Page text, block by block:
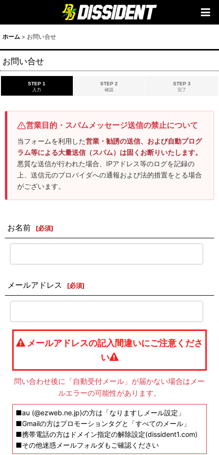
ホーム > お問い合せ
お問い合せ
STEP 1
入力
STEP 2
確認
STEP 3
完了
営業目的・スパムメッセージ送信の禁止について
当フォームを利用した営業・勧誘の送信、および自動プログ
ラム等による大量送信（スパム）は固くお断りいたします。
悪質な送信が行われた場合、IPアドレス等のログを記録の
上、送信元のプロバイダへの通報および法的措置をとる場合
がございます。
お名前 [必須]
メールアドレス [必須]
メールアドレスの記入間違いにご注意くださ
い
問い合わせ後に「自動受付メール」が届かない場合はメー
ルエラーの可能性があります。
■au (@ezweb.ne.jp)の方は「なりますしメール設定」
■Gmailの方はプロモーションタグと「すべてのメール」
■携帯電話の方はドメイン指定の解除設定(dissident1.com)
■その他迷惑メールフォルダもご確認ください